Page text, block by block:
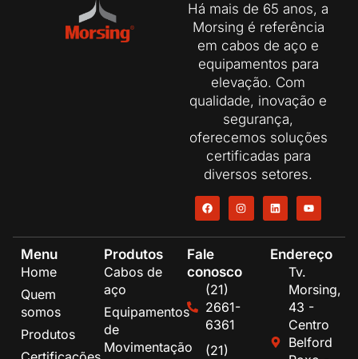
Há mais de 65 anos, a
Morsing é referência
em cabos de aço e
equipamentos para
elevação. Com
qualidade, inovação e
segurança,
oferecemos soluções
certificadas para
diversos setores.
Menu
Home
Quem
somos
Produtos
Produtos
Cabos de
aço
Equipamentos
de
Movimentação
Fale
conosco
(21)
2661-
6361
(21)
Endereço
Tv.
Morsing,
43 -
Centro
Belford